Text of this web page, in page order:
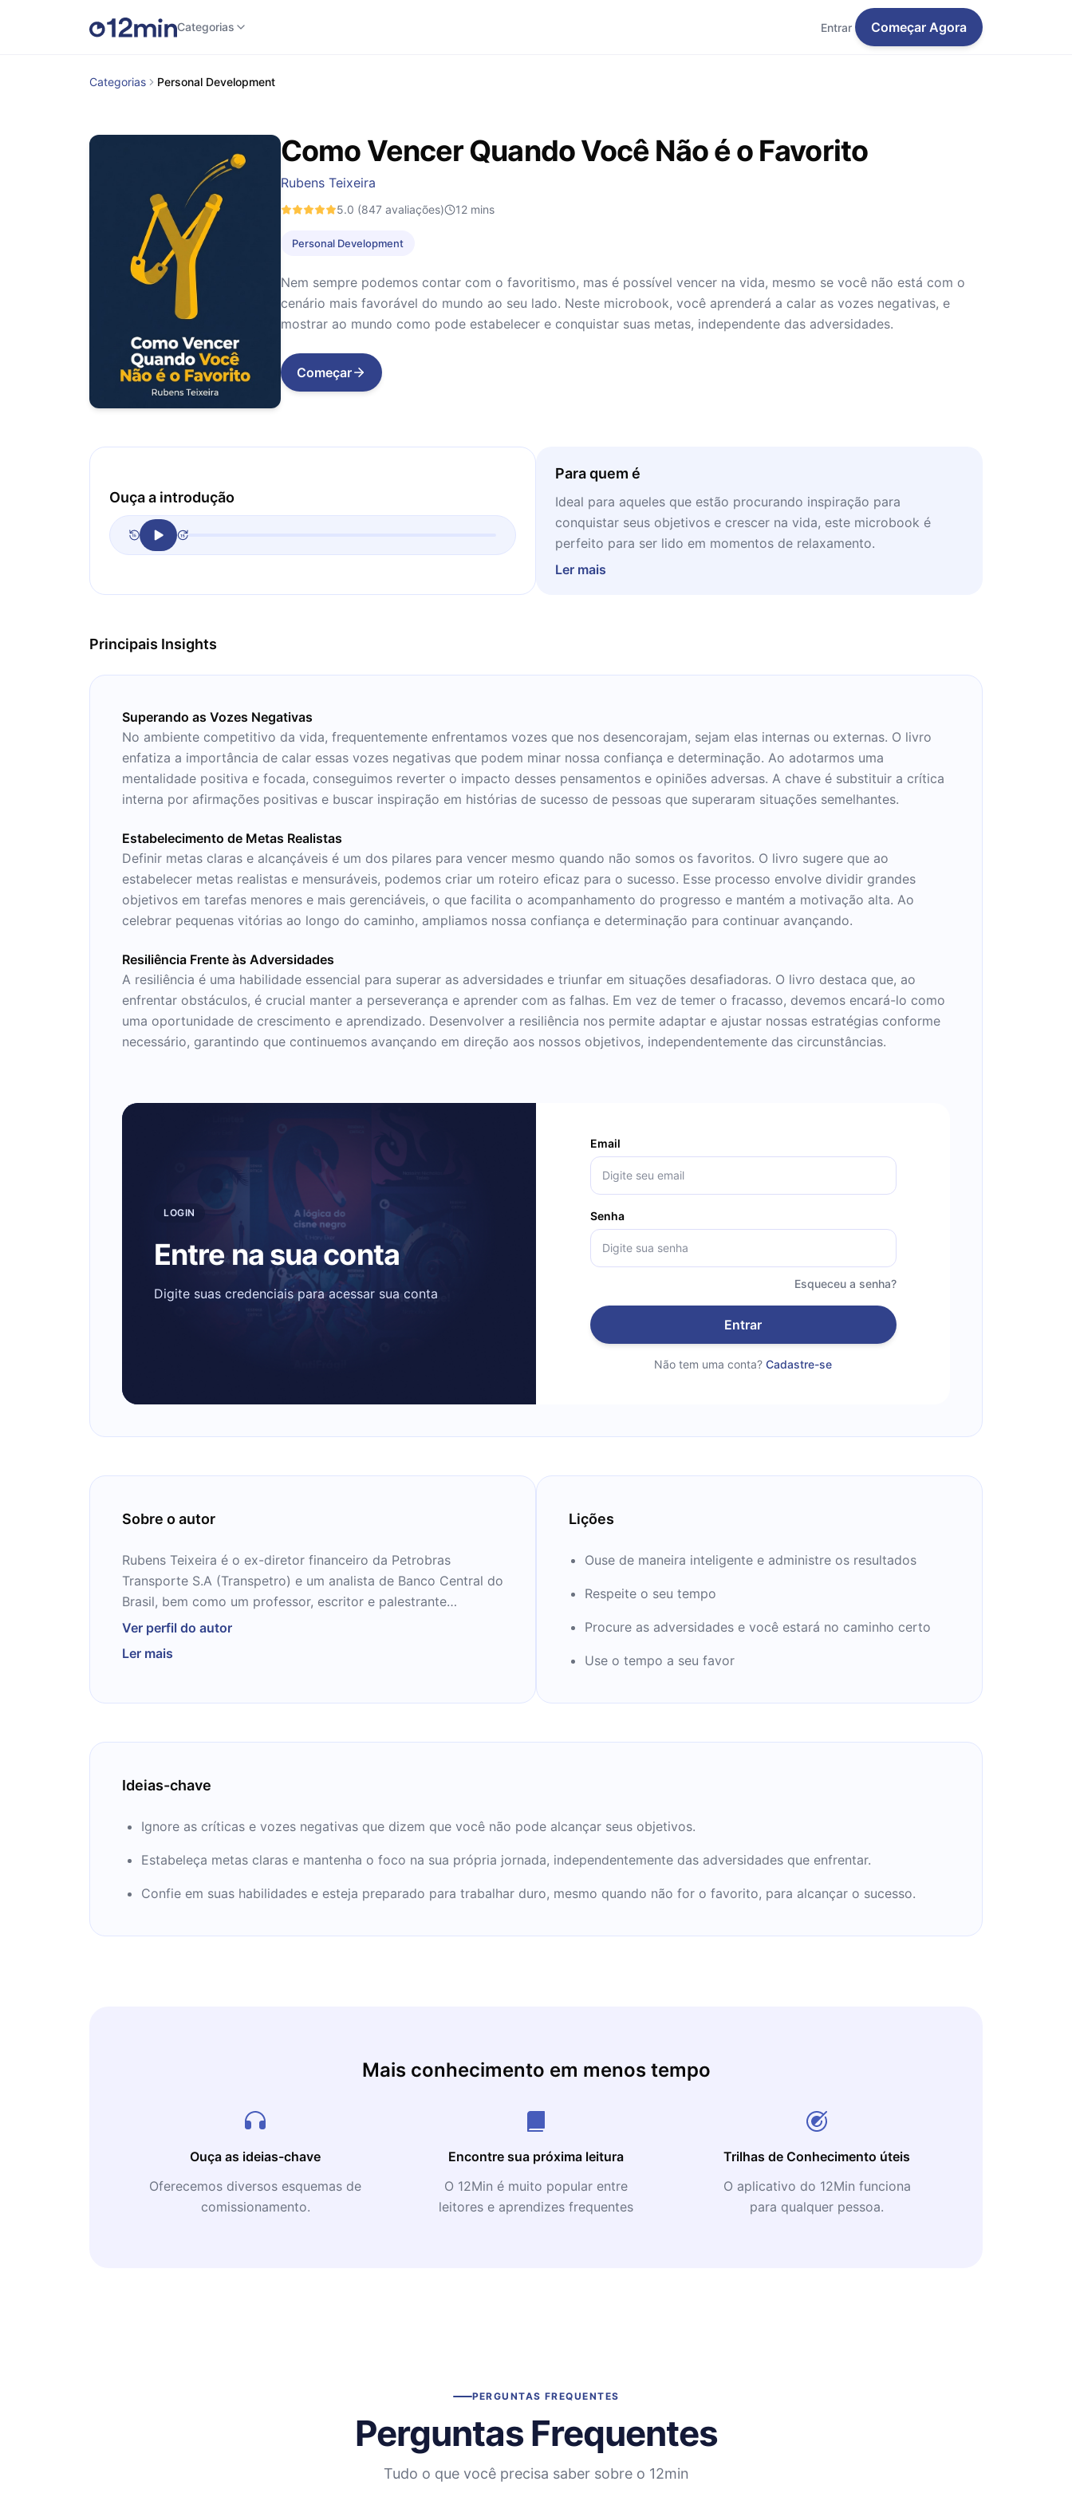
Categorias Entrar Começar Agora
Categorias Personal Development
Como Vencer Quando Você Não é o Favorito
Rubens Teixeira
5.0 (847 avaliações) 12 mins
Personal Development
Nem sempre podemos contar com o favoritismo, mas é possível vencer na vida, mesmo se você não está com o
cenário mais favorável do mundo ao seu lado. Neste microbook, você aprenderá a calar as vozes negativas, e
mostrar ao mundo como pode estabelecer e conquistar suas metas, independente das adversidades.
Começar
Ouça a introdução
Para quem é
Ideal para aqueles que estão procurando inspiração para
conquistar seus objetivos e crescer na vida, este microbook é
perfeito para ser lido em momentos de relaxamento.
Ler mais
Principais Insights
Superando as Vozes Negativas
No ambiente competitivo da vida, frequentemente enfrentamos vozes que nos desencorajam, sejam elas internas ou externas. O livro
enfatiza a importância de calar essas vozes negativas que podem minar nossa confiança e determinação. Ao adotarmos uma
mentalidade positiva e focada, conseguimos reverter o impacto desses pensamentos e opiniões adversas. A chave é substituir a crítica
interna por afirmações positivas e buscar inspiração em histórias de sucesso de pessoas que superaram situações semelhantes.
Estabelecimento de Metas Realistas
Definir metas claras e alcançáveis é um dos pilares para vencer mesmo quando não somos os favoritos. O livro sugere que ao
estabelecer metas realistas e mensuráveis, podemos criar um roteiro eficaz para o sucesso. Esse processo envolve dividir grandes
objetivos em tarefas menores e mais gerenciáveis, o que facilita o acompanhamento do progresso e mantém a motivação alta. Ao
celebrar pequenas vitórias ao longo do caminho, ampliamos nossa confiança e determinação para continuar avançando.
Resiliência Frente às Adversidades
A resiliência é uma habilidade essencial para superar as adversidades e triunfar em situações desafiadoras. O livro destaca que, ao
enfrentar obstáculos, é crucial manter a perseverança e aprender com as falhas. Em vez de temer o fracasso, devemos encará-lo como
uma oportunidade de crescimento e aprendizado. Desenvolver a resiliência nos permite adaptar e ajustar nossas estratégias conforme
necessário, garantindo que continuemos avançando em direção aos nossos objetivos, independentemente das circunstâncias.
LOGIN
Entre na sua conta
Digite suas credenciais para acessar sua conta
Email
Senha
Esqueceu a senha?
Entrar
Não tem uma conta? Cadastre-se
Sobre o autor
Rubens Teixeira é o ex-diretor financeiro da Petrobras
Transporte S.A (Transpetro) e um analista de Banco Central do
Brasil, bem como um professor, escritor e palestrante
frequente. Ele foi homenageado com o Prêmio Nacional do
a economia brasileira e é o autor de Como vencer quando
mestrado em engenharia nuclear pelo Instituto Militar de
economia pela Universidade Federal do Brasil (UFF), e um grau
também faz parte da Academia Evangélica Brasileira de
Ver perfil do autor
Ler mais
Lições
Ouse de maneira inteligente e administre os resultados
Respeite o seu tempo
Procure as adversidades e você estará no caminho certo
Use o tempo a seu favor
Ideias-chave
Ignore as críticas e vozes negativas que dizem que você não pode alcançar seus objetivos.
Estabeleça metas claras e mantenha o foco na sua própria jornada, independentemente das adversidades que enfrentar.
Confie em suas habilidades e esteja preparado para trabalhar duro, mesmo quando não for o favorito, para alcançar o sucesso.
Mais conhecimento em menos tempo
Ouça as ideias-chave
Oferecemos diversos esquemas de
comissionamento.
Encontre sua próxima leitura
O 12Min é muito popular entre
leitores e aprendizes frequentes
Trilhas de Conhecimento úteis
O aplicativo do 12Min funciona
para qualquer pessoa.
PERGUNTAS FREQUENTES
Perguntas Frequentes
Tudo o que você precisa saber sobre o 12min